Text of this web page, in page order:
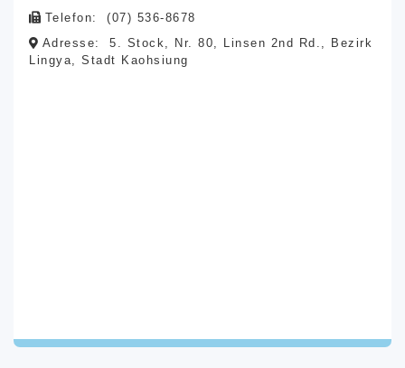
Telefon:
(07) 536-8678
Adresse:
5. Stock, Nr. 80, Linsen 2nd Rd., Bezirk
Lingya, Stadt Kaohsiung